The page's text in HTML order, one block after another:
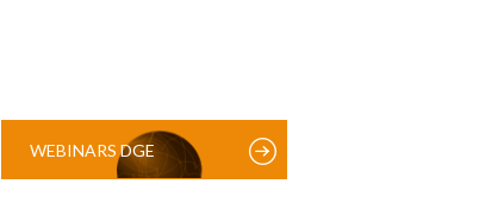
WEBINARS DGE